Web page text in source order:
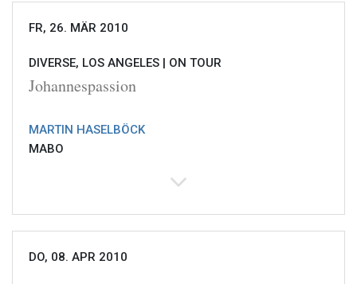
FR, 26. MÄR 2010
DIVERSE, LOS ANGELES | ON TOUR
Johannespassion
MARTIN HASELBÖCK
MABO
DO, 08. APR 2010